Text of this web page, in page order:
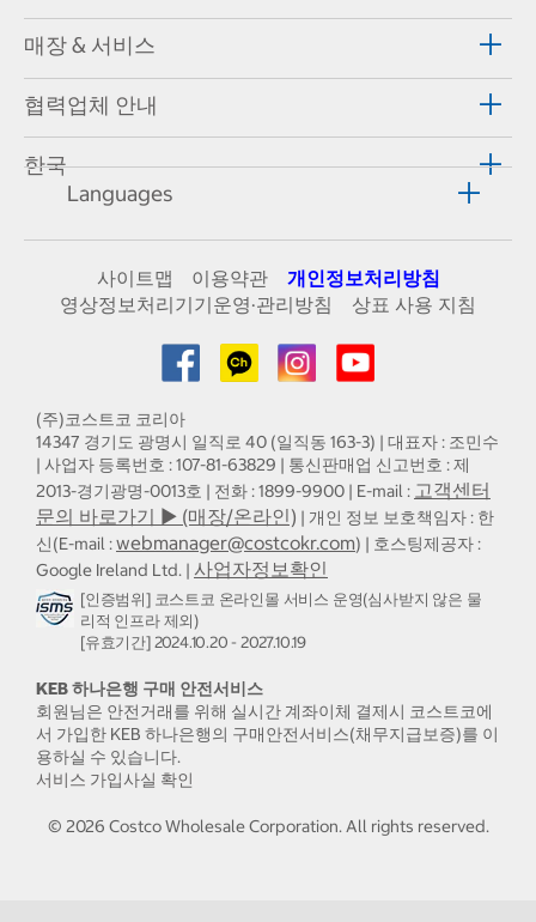
매장 & 서비스
협력업체 안내
한국
Languages
사이트맵 이용약관
개인정보처리방침
영상정보처리기기운영·관리방침
상표 사용 지침
(주)코스트코 코리아
14347 경기도 광명시 일직로 40 (일직동 163-3) | 대표자 : 조민수
| 사업자 등록번호 : 107-81-63829 | 통신판매업 신고번호 : 제
2013-경기광명-0013호 | 전화 : 1899-9900 | E-mail : 고객센터
문의 바로가기 ▶ (매장/온라인) | 개인 정보 보호책임자 : 한
신(E-mail :webmanager@costcokr.com) | 호스팅제공자 :
Google Ireland Ltd. | 사업자정보확인
[인증범위] 코스트코 온라인몰 서비스 운영(심사받지 않은 물
리적 인프라 제외)
[유효기간] 2024.10.20 - 2027.10.19
KEB 하나은행 구매 안전서비스
회원님은 안전거래를 위해 실시간 계좌이체 결제시 코스트코에
서 가입한 KEB 하나은행의 구매안전서비스(채무지급보증)를 이
용하실 수 있습니다.
서비스 가입사실 확인
© 2026 Costco Wholesale Corporation.All rights reserved.